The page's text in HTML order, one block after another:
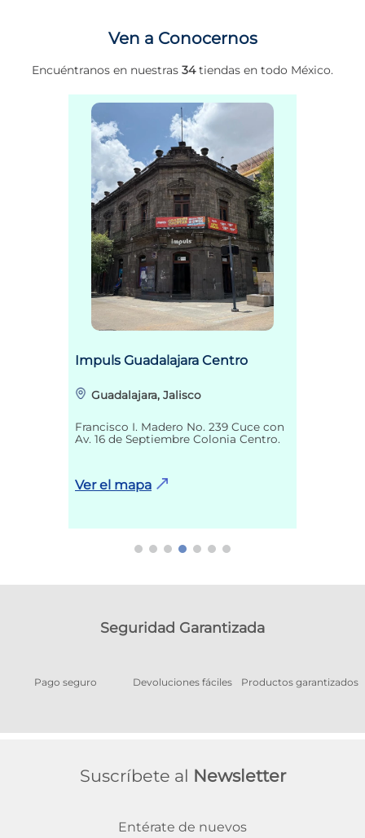
Ven a Conocernos
Encuéntranos en nuestras 34tiendas en todo México.
Impuls Guadalajara Centro
Guadalajara, Jalisco
Francisco I. Madero No. 239 Cuce con
Av. 16 de Septiembre Colonia Centro.
Ver el mapa
Seguridad Garantizada
Pago seguro Devoluciones fáciles Productos garantizados
Suscríbete al Newsletter
Entérate de nuevos